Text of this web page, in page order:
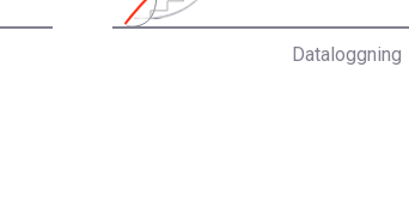
Dataloggning